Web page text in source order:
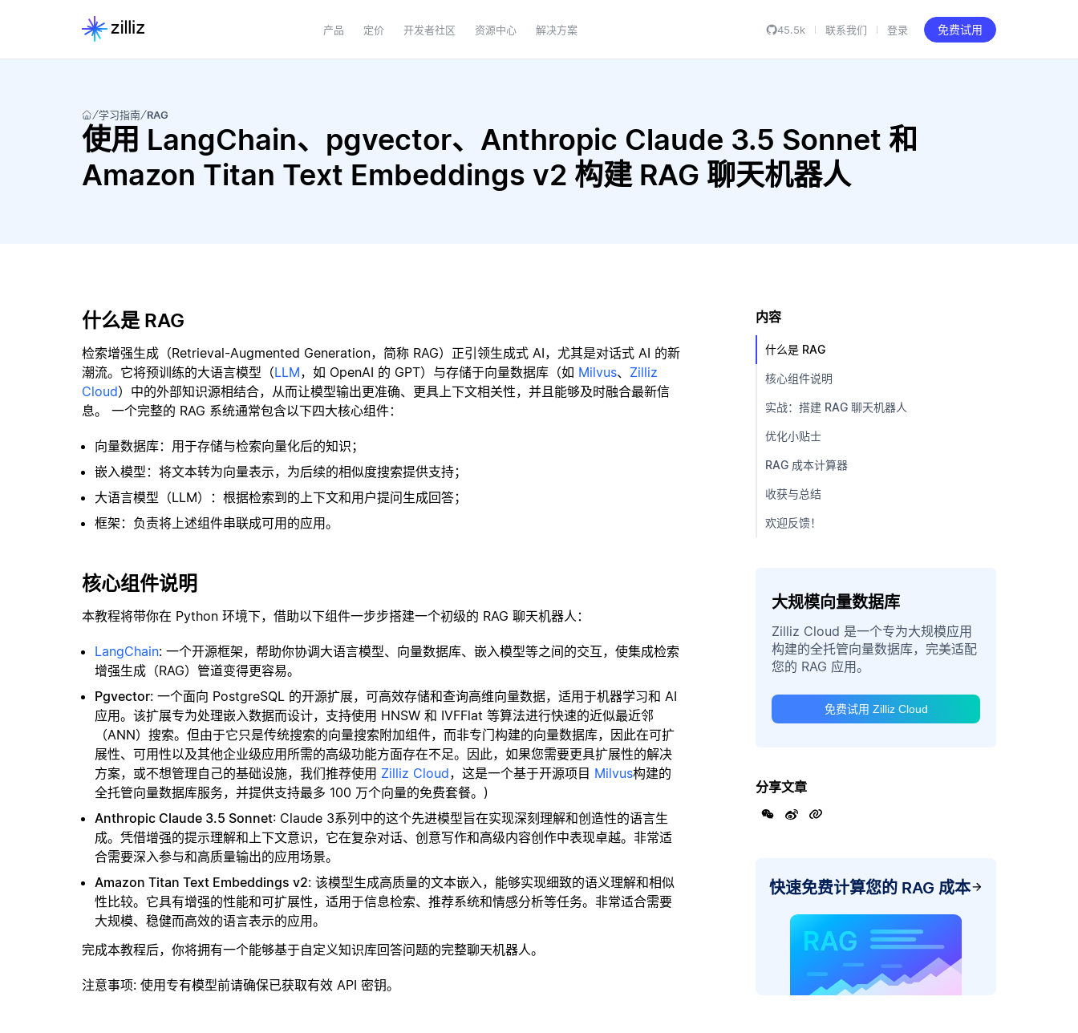
产品 定价 开发者社区 资源中心 解决方案 45.5k 联系我们 登录 免费试用
学习指南 RAG
使用 LangChain、pgvector、Anthropic Claude 3.5 Sonnet 和
Amazon Titan Text Embeddings v2 构建 RAG 聊天机器人
什么是 RAG
检索增强生成（Retrieval-Augmented Generation，简称 RAG）正引领生成式 AI，尤其是对话式 AI 的新
潮流。它将预训练的大语言模型（LLM，如 OpenAI 的 GPT）与存储于向量数据库（如 Milvus、 Zilliz
Cloud）中的外部知识源相结合，从而让模型输出更准确、更具上下文相关性，并且能够及时融合最新信
息。 一个完整的 RAG 系统通常包含以下四大核心组件：
向量数据库：用于存储与检索向量化后的知识；
嵌入模型：将文本转为向量表示，为后续的相似度搜索提供支持；
大语言模型（LLM）：根据检索到的上下文和用户提问生成回答；
框架：负责将上述组件串联成可用的应用。
核心组件说明
本教程将带你在 Python 环境下，借助以下组件一步步搭建一个初级的 RAG 聊天机器人：
LangChain: 一个开源框架，帮助你协调大语言模型、向量数据库、嵌入模型等之间的交互，使集成检索
增强生成（RAG）管道变得更容易。
Pgvector: 一个面向 PostgreSQL 的开源扩展，可高效存储和查询高维向量数据，适用于机器学习和 AI
应用。该扩展专为处理嵌入数据而设计，支持使用 HNSW 和 IVFFlat 等算法进行快速的近似最近邻
（ANN）搜索。但由于它只是传统搜索的向量搜索附加组件，而非专门构建的向量数据库，因此在可扩
展性、可用性以及其他企业级应用所需的高级功能方面存在不足。因此，如果您需要更具扩展性的解决
方案，或不想管理自己的基础设施，我们推荐使用 Zilliz Cloud，这是一个基于开源项目 Milvus构建的
全托管向量数据库服务，并提供支持最多 100 万个向量的免费套餐。)
Anthropic Claude 3.5 Sonnet: Claude 3系列中的这个先进模型旨在实现深刻理解和创造性的语言生
成。凭借增强的提示理解和上下文意识，它在复杂对话、创意写作和高级内容创作中表现卓越。非常适
合需要深入参与和高质量输出的应用场景。
Amazon Titan Text Embeddings v2: 该模型生成高质量的文本嵌入，能够实现细致的语义理解和相似
性比较。它具有增强的性能和可扩展性，适用于信息检索、推荐系统和情感分析等任务。非常适合需要
大规模、稳健而高效的语言表示的应用。
完成本教程后，你将拥有一个能够基于自定义知识库回答问题的完整聊天机器人。
注意事项: 使用专有模型前请确保已获取有效 API 密钥。
内容
什么是 RAG
核心组件说明
实战：搭建 RAG 聊天机器人
优化小贴士
RAG 成本计算器
收获与总结
欢迎反馈！
大规模向量数据库
Zilliz Cloud 是一个专为大规模应用
构建的全托管向量数据库，完美适配
您的 RAG 应用。
免费试用 Zilliz Cloud
分享文章
快速免费计算您的 RAG 成本